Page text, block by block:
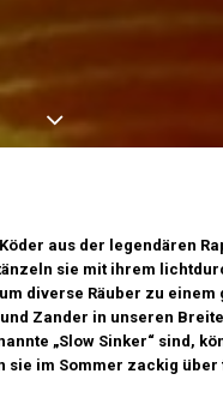
aus der legendären
sie mit ihrem
diverse Räuber zu einem
Zander in unseren
„Slow Sinker“ sind,
im Sommer zackig über